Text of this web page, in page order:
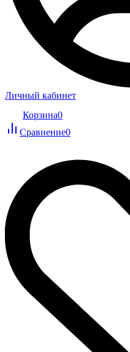
Личный кабинет
Корзина0
Сравнение0